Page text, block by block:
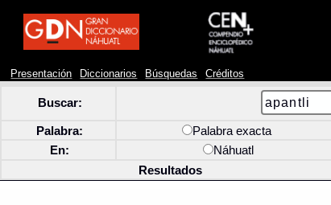
Presentación Diccionarios Búsquedas Créditos
Buscar:
Palabra: Palabra exacta
En:
Náhuatl
Resultados